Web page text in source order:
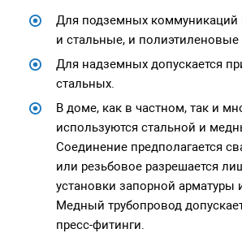
Для подземных коммуникаций
и стальные, и полиэтиленовые
Для надземных допускается
стальных.
В доме, как в частном, так и
используются стальной и
Соединение предполагается
или резьбовое разрешается
установки запорной арматуры
Медный трубопровод
пресс-фитинги.